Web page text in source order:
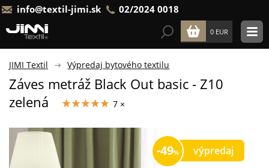
info@textil-jimi.sk 02/2024 0018
0 EUR
JIMI Textil Výpredaj bytového textilu
Záves metráž Black Out basic - Z10
zelená
7 ×
výpredaj
49